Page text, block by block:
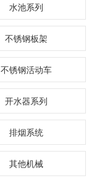
水池系列
不锈钢板架
不锈钢活动车
开水器系列
排烟系统
其他机械